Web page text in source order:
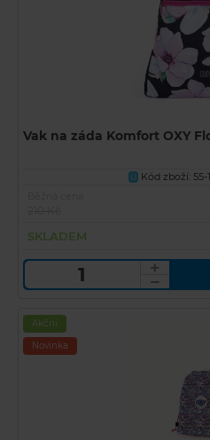
Vak na záda Komfort OXY
U Kód zboží: 55-
SKLADEM
Akční
Novinka